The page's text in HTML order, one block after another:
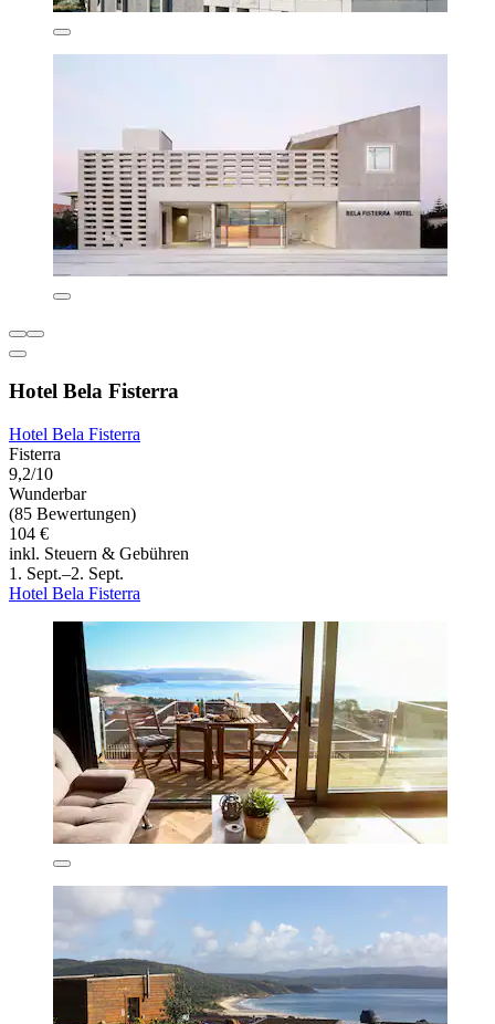
Hotel Bela Fisterra
Hotel Bela Fisterra
Fisterra
9,2/10
Wunderbar
(85 Bewertungen)
104 €
inkl. Steuern & Gebühren
1. Sept.–2. Sept.
Hotel Bela Fisterra